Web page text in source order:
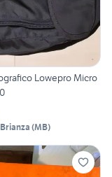
Lowepro Micro
(MB)